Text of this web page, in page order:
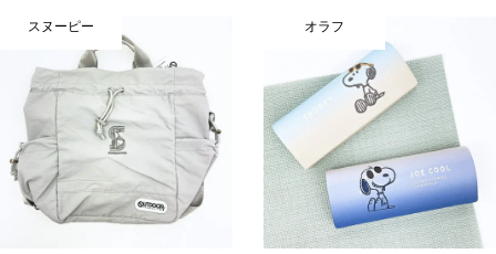
スヌーピー オラフ